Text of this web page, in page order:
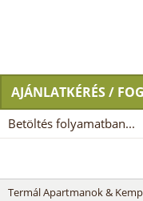
AJÁNLATKÉRÉS /
Betöltés folyamatban...
Termál Apartmanok &